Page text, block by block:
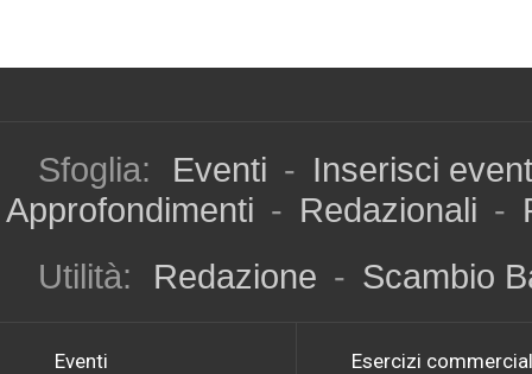
Sfoglia: Eventi - Inserisci
Approfondimenti - Redazionali -
Utilità:
Redazione - Scambio
Eventi Esercizi